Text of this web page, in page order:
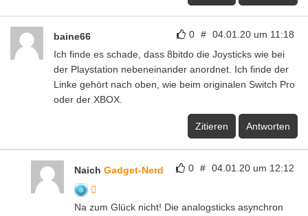
0 # 04.01.20 um 11:18
baine66
Ich finde es schade, dass 8bitdo die Joysticks wie bei
der Playstation nebeneinander anordnet. Ich finde der
Linke gehört nach oben, wie beim originalen Switch Pro
oder der XBOX.
Zitieren Antworten
0 # 04.01.20 um 12:12
Naich Gadget-Nerd
Na zum Glück nicht! Die analogsticks asynchron